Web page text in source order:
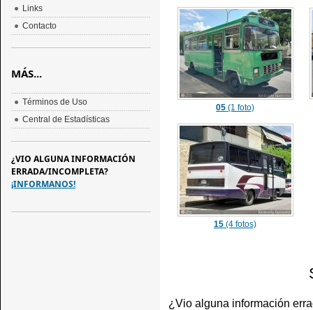
05 (1 foto)
15 (4 fotos)
¿Vio alguna información
Links
Contacto
MÁS...
Términos de Uso
Central de Estadísticas
¿VIO ALGUNA INFORMACIÓN
ERRADA/INCOMPLETA?
¡INFORMANOS!